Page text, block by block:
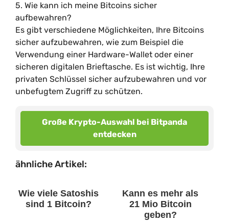
5. Wie kann ich meine Bitcoins sicher
aufbewahren?
Es gibt verschiedene Möglichkeiten, Ihre Bitcoins
sicher aufzubewahren, wie zum Beispiel die
Verwendung einer Hardware-Wallet oder einer
sicheren digitalen Brieftasche. Es ist wichtig, Ihre
privaten Schlüssel sicher aufzubewahren und vor
unbefugtem Zugriff zu schützen.
Große Krypto-Auswahl bei Bitpanda
entdecken
ähnliche Artikel:
Wie viele Satoshis
sind 1 Bitcoin?
Kann es mehr als
21 Mio Bitcoin
geben?